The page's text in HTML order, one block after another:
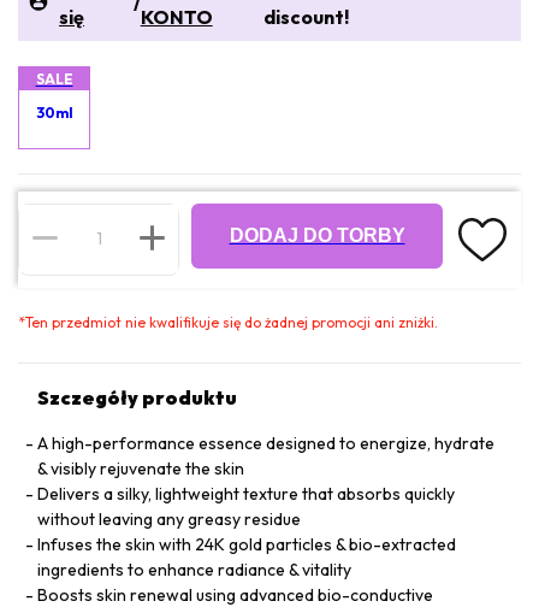
się KONTO discount!
SALE
30ml
DODAJ DO TORBY
*Ten przedmiot nie kwalifikuje się do żadnej promocji ani zniżki.
Szczegóły produktu
A high-performance essence designed to energize, hydrate
& visibly rejuvenate the skin
Delivers a silky, lightweight texture that absorbs quickly
without leaving any greasy residue
Infuses the skin with 24K gold particles & bio-extracted
ingredients to enhance radiance & vitality
Boosts skin renewal using advanced bio-conductive